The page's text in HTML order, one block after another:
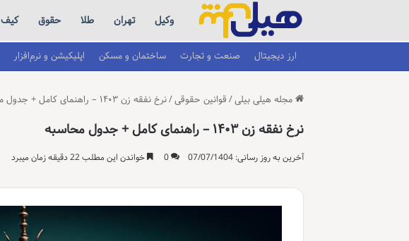
وکیل تهران طلا حقوق کیف
ارز دیجیتال صنعت و تجارت ساختمان و مسکن اپلیکیشن و نرم‌افزار
مجله هیلی بیلی/ قوانین حقوقی/نرخ نفقه زن ۱۴۰۳ – راهنمای کامل + جدول محاسبه
نرخ نفقه زن ۱۴۰۳ – راهنمای کامل + جدول محاسبه
آخرین به روز رسانی: 07/07/1404 0 خواندن این مطلب 22 دقیقه زمان میبرد